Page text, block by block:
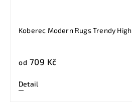
Koberec Modern Rugs Trendy
od 709 Kč
Detail